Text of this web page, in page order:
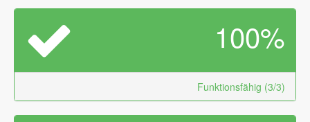
100%
Funktionsfähig (3/3)